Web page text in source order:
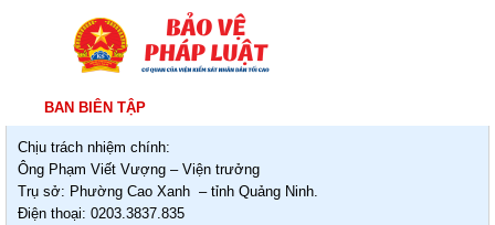
BAN BIÊN TẬP
Chịu trách nhiệm chính:
Ông Phạm Viết Vượng – Viện trưởng
Trụ sở: Phường Cao Xanh – tỉnh Quảng Ninh.
Điện thoại: 0203.3837.835